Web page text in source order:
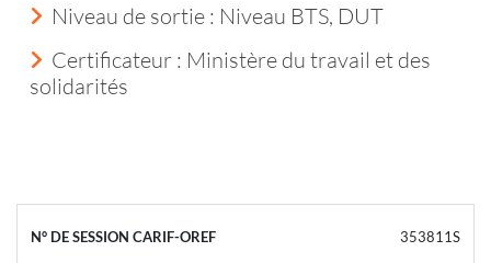
Niveau de sortie : Niveau BTS, DUT
Certificateur : Ministère du travail et des
solidarités
353811S